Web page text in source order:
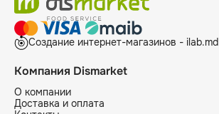
Создание интернет-магазинов - ilab.md
Компания Dismarket
О компании
Доставка и оплата